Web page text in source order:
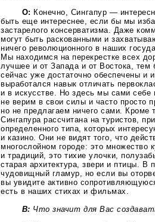
О: Конечно, Сингапур —
быть еще интереснее, если бы мы
застарелого консерватизма. Даже
могут быть раскованными и
ничего революционного в наших
Мы находимся на перекрестке всех
лучшее и от Запада и от Востока, тем
сейчас уже достаточно обеспечены и
выработался навык отличать
и в искусстве. Но здесь мы сами себе
не верим в свои силы и часто просто
но не предлагаем ничего сами. Кроме
Сингапура рассчитана на туристов,
определенного типа, которых
и казино. Они не видят того, что
многослойном городе: это множество
и традиций, это тихие улочки,
старая архитектура, звери и птицы. В
чудовищный гламур, но если вы
вы увидите активно
есть в наших стихах и фильмах.
В: Что значит для Вас